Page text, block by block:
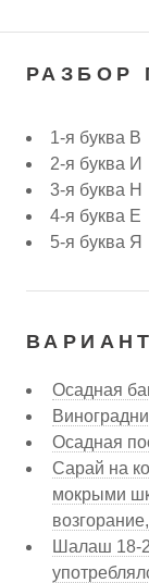
РАЗБОР
1-я буква В
2-я буква И
3-я буква Н
4-я буква Е
5-я буква Я
Осадная
Осадная
Сарай на
мокрыми
Шалаш 18-